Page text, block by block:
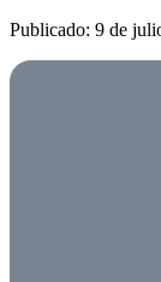
Publicado: 9 de